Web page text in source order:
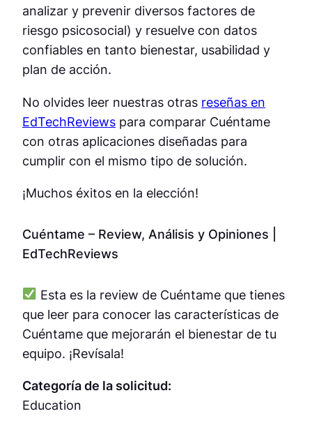
analizar y prevenir diversos factores de
riesgo psicosocial) y resuelve con datos
confiables en tanto bienestar, usabilidad y
plan de acción.
No olvides leer nuestras otras reseñas en
EdTechReviews para comparar Cuéntame
con otras aplicaciones diseñadas para
cumplir con el mismo tipo de solución.
¡Muchos éxitos en la elección!
Cuéntame – Review, Análisis y Opiniones |
EdTechReviews
Esta es la review de Cuéntame que tienes
que leer para conocer las características de
Cuéntame que mejorarán el bienestar de tu
equipo. ¡Revísala!
Categoría de la solicitud:
Education